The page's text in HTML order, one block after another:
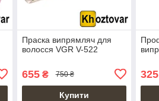
Праска випрямляч для
волосся VGR V-522
655₴ 750 ₴
Купити
325